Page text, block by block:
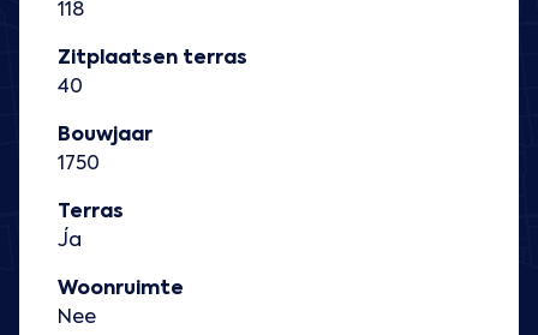
118
Zitplaatsen terras
40
Bouwjaar
1750
Terras
Ja
Woonruimte
Nee